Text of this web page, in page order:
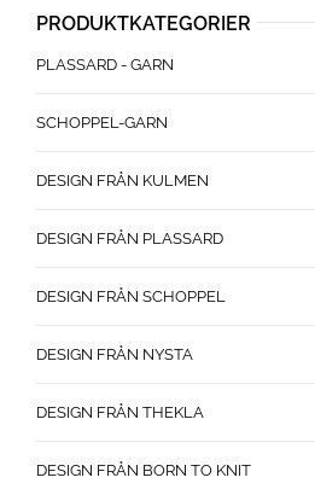
PRODUKTKATEGORIER
PLASSARD - GARN
SCHOPPEL-GARN
DESIGN FRÅN KULMEN
DESIGN FRÅN PLASSARD
DESIGN FRÅN SCHOPPEL
DESIGN FRÅN NYSTA
DESIGN FRÅN THEKLA
DESIGN FRÅN BORN TO KNIT